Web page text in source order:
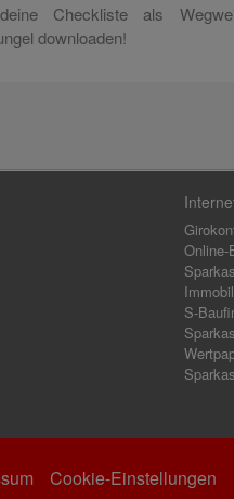
Checkliste als
downloaden!
Online-
S-
Cookie-Einstellungen